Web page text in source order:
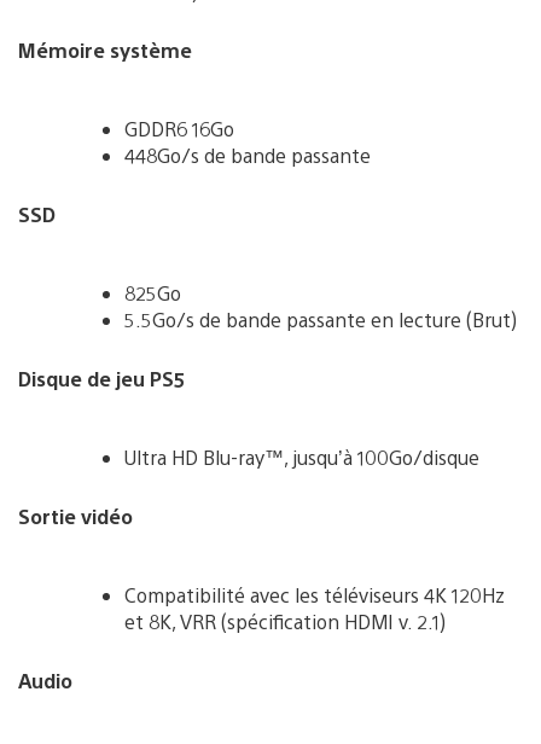
Mémoire système
GDDR6 16Go
448Go/s de bande passante
SSD
825Go
5.5Go/s de bande passante en lecture (Brut)
Disque de jeu PS5
Ultra HD Blu-ray™, jusqu’à 100Go/disque
Sortie vidéo
Compatibilité avec les téléviseurs 4K 120Hz
et 8K, VRR (spécification HDMI v. 2.1)
Audio